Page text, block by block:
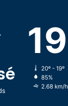
19
20º - 19º
85%
2.68 km/h